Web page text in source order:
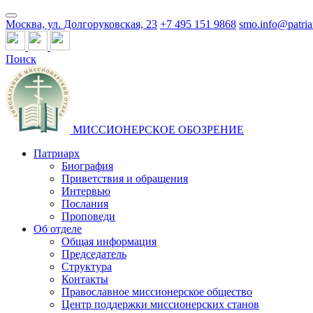
Москва, ул. Долгоруковская, 23 +7 495 151 9868
Поиск
МИССИОНЕРСКОЕ ОБОЗРЕНИЕ
Патриарх
Биография
Приветствия и обращения
Интервью
Послания
Проповеди
Об отделе
Общая информация
Председатель
Структура
Контакты
Православное миссионерское общество
Центр поддержки миссионерских станов